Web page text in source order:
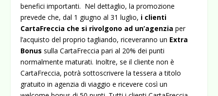
benefici importanti. Nel dettaglio, la promozione
prevede che, dal 1 giugno al 31 luglio, i clienti
CartaFreccia che si rivolgono ad un’agenzia per
l’acquisto del proprio tagliando, riceveranno un Extra
Bonus sulla CartaFreccia pari al 20% dei punti
normalmente maturati. Inoltre, se il cliente non è
CartaFreccia, potrà sottoscrivere la tessera a titolo
gratuito in agenzia di viaggio e ricevere così un